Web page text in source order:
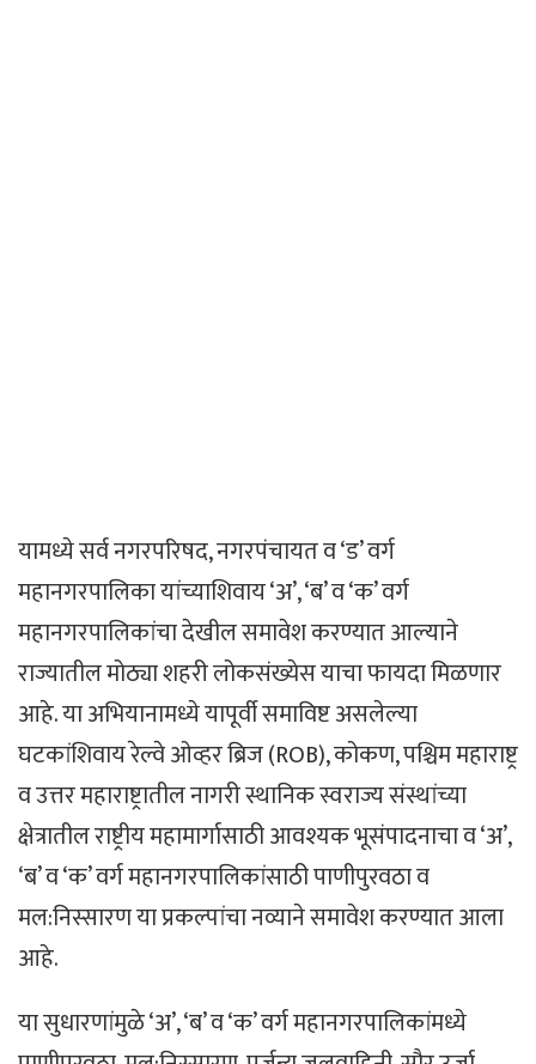
यामध्ये सर्व नगरपरिषद, नगरपंचायत व ‘ड’ वर्ग
महानगरपालिका यांच्याशिवाय ‘अ’, ‘ब’ व ‘क’ वर्ग
महानगरपालिकांचा देखील समावेश करण्यात आल्याने
राज्यातील मोठ्या शहरी लोकसंख्येस याचा फायदा मिळणार
आहे. या अभियानामध्ये यापूर्वी समाविष्ट असलेल्या
घटकांशिवाय रेल्वे ओव्हर ब्रिज (ROB), कोकण, पश्चिम महाराष्ट्र
व उत्तर महाराष्ट्रातील नागरी स्थानिक स्वराज्य संस्थांच्या
क्षेत्रातील राष्ट्रीय महामार्गासाठी आवश्यक भूसंपादनाचा व ‘अ’,
‘ब’ व ‘क’ वर्ग महानगरपालिकांसाठी पाणीपुरवठा व
मल‍:निस्सारण या प्रकल्पांचा नव्याने समावेश करण्यात आला
आहे.
या सुधारणांमुळे ‘अ’, ‘ब’ व ‘क’ वर्ग महानगरपालिकांमध्ये